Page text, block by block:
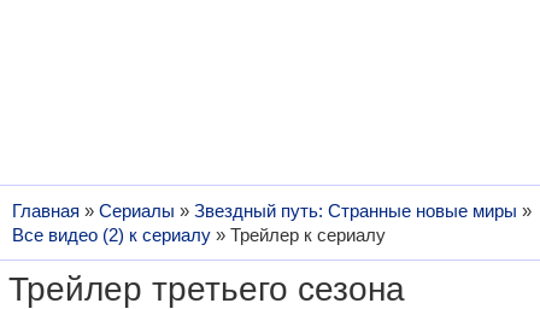
Главная » Сериалы » Звездный путь: Странные новые миры »
Все видео (2) к сериалу » Трейлер к сериалу
Трейлер третьего сезона